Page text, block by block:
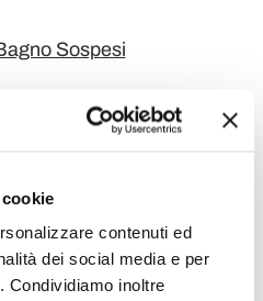
contenuti ed
dei social media e per
Condividiamo inoltre
Sospesi